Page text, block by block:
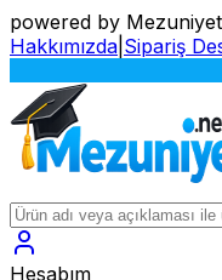
powered by
Hakkımızda Sipariş
Hesabım